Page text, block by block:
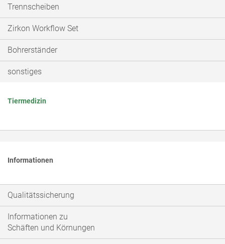
Trennscheiben
Zirkon Workflow Set
Bohrerständer
sonstiges
Tiermedizin
Informationen
Qualitätssicherung
Informationen zu
Schäften und Körnungen